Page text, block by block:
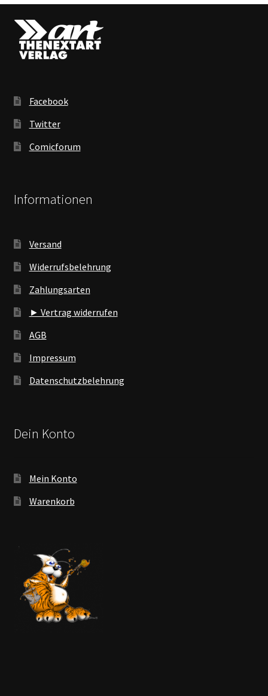
Facebook
Twitter
Comicforum
Informationen
Versand
Widerrufsbelehrung
Zahlungsarten
► Vertrag widerrufen
AGB
Impressum
Datenschutzbelehrung
Dein Konto
Mein Konto
Warenkorb